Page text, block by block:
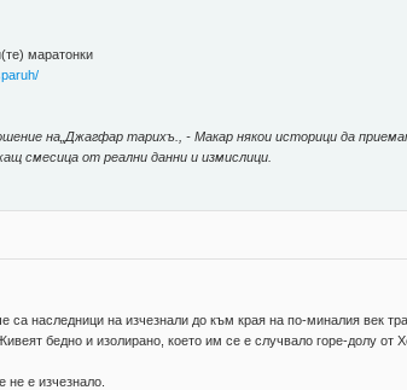
маратонки
на„Джагфар тарихъ., - Макар някои историци да
смесица от реални данни и измислици.
наследници на изчезнали до към края на по-миналия век
бедно и изолирано, което им се е случвало горе-долу от
не е изчезнало.